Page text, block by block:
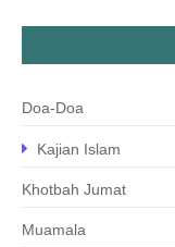
Doa-Doa
Kajian Islam
Khotbah Jumat
Muamala